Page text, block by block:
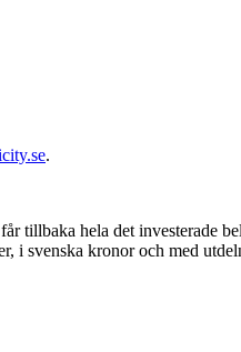
.
tillbaka hela det investerade
i svenska kronor och med